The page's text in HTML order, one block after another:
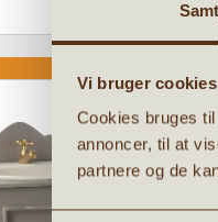
Vi bruger
Cookies bruges
annoncer, til at
partnere og de